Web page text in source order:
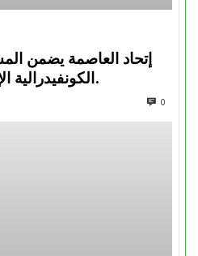
إتحاد العاصمة يضمن
الكونفيدرالية الإفريقية الموسم القادم.
0